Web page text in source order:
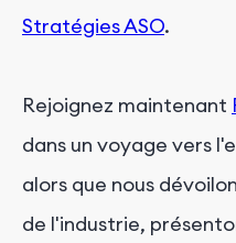
Stratégies ASO.
Rejoignez maintenant
dans un voyage vers
alors que nous
de l'industrie,